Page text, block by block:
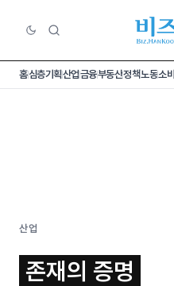
홈심층기획산업금융부동산정책노동소비
산업
존재의 증명